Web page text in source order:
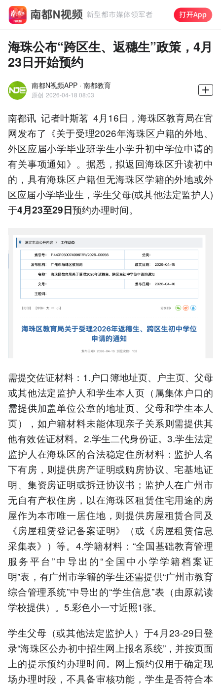
海珠公布“跨区生、返穗生”政策，4月
23日开始预约
南都N视频APP · 南都教育
原创 2026-04-18 08:03
南都讯 记者叶斯茗 4月16日，海珠区教育局在官
网发布了《关于受理2026年海珠区户籍的外地、
外区应届小学毕业班学生小学升初中学位申请的
有关事项通知》。据悉，拟返回海珠区升读初中
的，具有海珠区户籍但无海珠区学籍的外地或外
区应届小学毕业生，学生父母(或其他法定监护人)
于4月23至29日预约办理时间。
需提交佐证材料：1.户口簿地址页、户主页、父母
或其他法定监护人和学生本人页（属集体户口的
需提供加盖单位公章的地址页、父母和学生本人
页），如户籍材料未能体现亲子关系则需提供其
他有效佐证材料。2.学生二代身份证。3.学生法定
监护人在海珠区的合法稳定住所材料：监护人名
下有房，则提供房产证明或购房协议、宅基地证
明、集资房证明或拆迁协议书；监护人在广州市
无自有产权住房，以在海珠区租赁住宅用途的房
屋作为本市唯一居住地，则提供房屋租赁合同及
《房屋租赁登记备案证明》（或《房屋租赁信息
采集表》）等。4.学籍材料：“全国基础教育管理
服务平台”中导出的“全国中小学学籍档案证
明”表，有广州市学籍的学生还需提供“广州市教育
综合管理系统”中导出的“学生信息”表（由原就读
学校提供）。5.彩色小一寸近照1张。
学生父母（或其他法定监护人）于4月23-29日登
录“海珠区公办初中招生网上报名系统”，并按页面
上的提示预约办理时间。网上预约仅用于确定现
场办理时段，不具备审核功能，学生是否符合本